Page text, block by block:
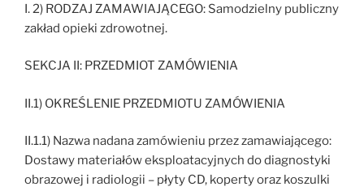
I. 2) RODZAJ ZAMAWIAJĄCEGO: Samodzielny publiczny
zakład opieki zdrowotnej.
SEKCJA II: PRZEDMIOT ZAMÓWIENIA
II.1) OKREŚLENIE PRZEDMIOTU ZAMÓWIENIA
II.1.1) Nazwa nadana zamówieniu przez zamawiającego:
Dostawy materiałów eksploatacyjnych do diagnostyki
obrazowej i radiologii – płyty CD, koperty oraz koszulki